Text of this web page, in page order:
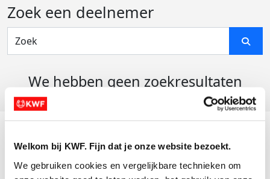
Welkom bij KWF. Fijn dat je onze website bezoekt.
We gebruiken cookies en vergelijkbare technieken om
Zoek een deelnemer
We hebben geen zoekresultaten
Actiematerialen
Evenementen